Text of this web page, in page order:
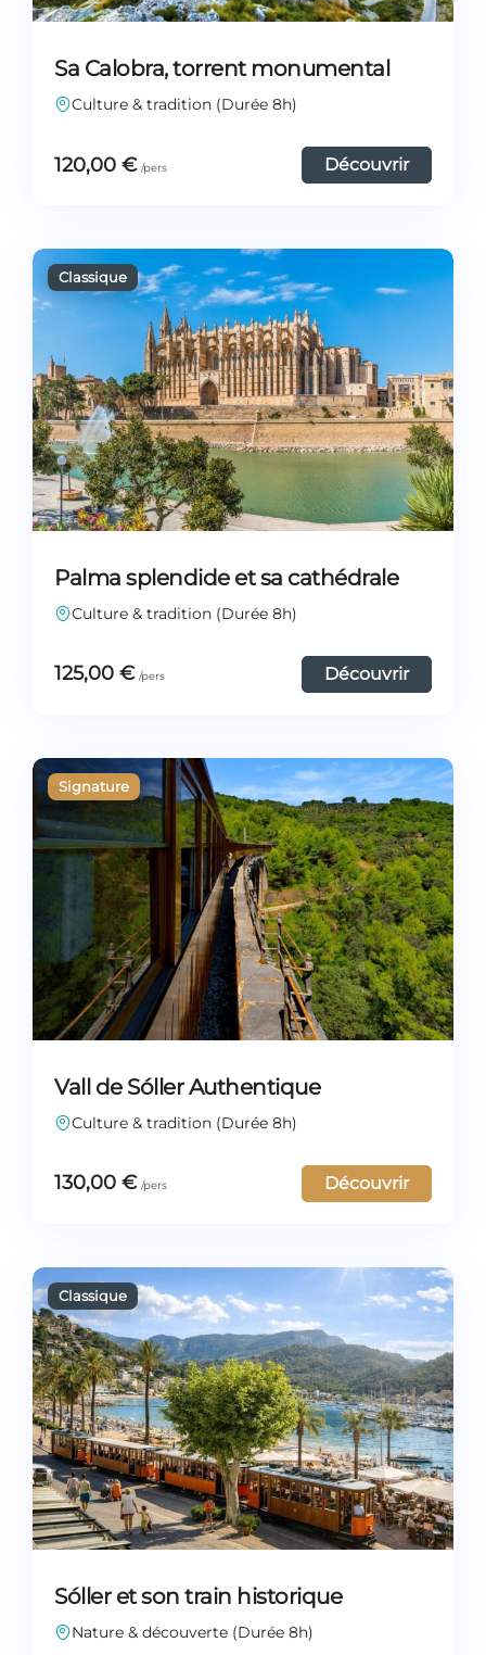
Sa Calobra, torrent monumental
Culture & tradition (Durée 8h)
120,00 € Découvrir
Palma splendide et sa cathédrale
Culture & tradition (Durée 8h)
125,00 € Découvrir
Vall de Sóller Authentique
Culture & tradition (Durée 8h)
130,00 € Découvrir
Sóller et son train historique
Nature & découverte (Durée 8h)